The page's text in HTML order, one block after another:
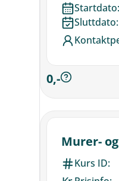
Startdato:
Sluttdato:
0,-
Murer-
Kurs ID: